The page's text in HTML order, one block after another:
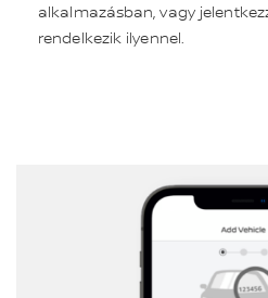
alkalmazásban, vagy
rendelkezik ilyennel.